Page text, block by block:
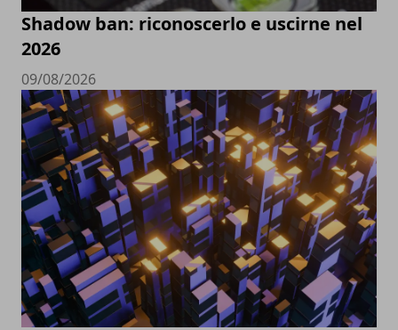
Shadow ban: riconoscerlo e uscirne nel
2026
09/08/2026